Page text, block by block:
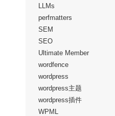
LLMs
perfmatters
SEM
SEO
Ultimate Member
wordfence
wordpress
wordpress主题
wordpress插件
WPML